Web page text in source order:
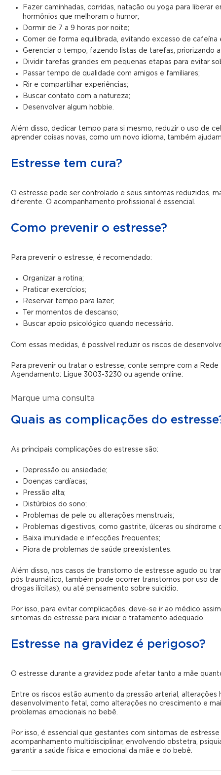
Fazer caminhadas, corridas, natação ou yoga para liberar
hormônios que melhoram o humor;
Dormir de 7 a 9 horas por noite;
Comer de forma equilibrada, evitando excesso de cafeína
Gerenciar o tempo, fazendo listas de tarefas, priorizando
Dividir tarefas grandes em pequenas etapas para evitar
Passar tempo de qualidade com amigos e familiares;
Rir e compartilhar experiências;
Buscar contato com a natureza;
Desenvolver algum hobbie.
Além disso, dedicar tempo para si mesmo, reduzir o uso de
aprender coisas novas, como um novo idioma, também
Estresse tem cura?
O estresse pode ser controlado e seus sintomas reduzidos,
diferente. O acompanhamento profissional é essencial.
Como prevenir o estresse?
Para prevenir o estresse, é recomendado:
Organizar a rotina;
Praticar exercícios;
Reservar tempo para lazer;
Ter momentos de descanso;
Buscar apoio psicológico quando necessário.
Com essas medidas, é possível reduzir os riscos de
Para prevenir ou tratar o estresse, conte sempre com a Rede
Agendamento: Ligue 3003-3230 ou agende online:
Marque uma consulta
Quais as complicações do
As principais complicações do estresse são:
Depressão ou ansiedade;
Doenças cardíacas;
Pressão alta;
Distúrbios do sono;
Problemas de pele ou alterações menstruais;
Problemas digestivos, como gastrite, úlceras ou síndrome
Baixa imunidade e infecções frequentes;
Piora de problemas de saúde preexistentes.
Além disso, nos casos de transtorno de estresse agudo ou
pós traumático, também pode ocorrer transtornos por uso de
drogas ilícitas), ou até pensamento sobre suicídio.
Por isso, para evitar complicações, deve-se ir ao médico
sintomas do estresse para iniciar o tratamento adequado.
Estresse na gravidez é perigoso?
O estresse durante a gravidez pode afetar tanto a mãe
Entre os riscos estão aumento da pressão arterial, alterações
desenvolvimento fetal, como alterações no crescimento e
problemas emocionais no bebê.
Por isso, é essencial que gestantes com sintomas de
acompanhamento multidisciplinar, envolvendo obstetra,
garantir a saúde física e emocional da mãe e do bebê.